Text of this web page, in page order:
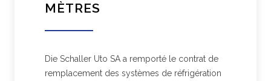
MÈTRES
Die Schaller Uto SA a remporté le contrat de
remplacement des systèmes de réfrigération